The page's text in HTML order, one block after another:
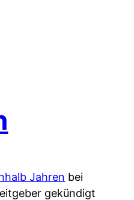
Jahren bei
gekündigt